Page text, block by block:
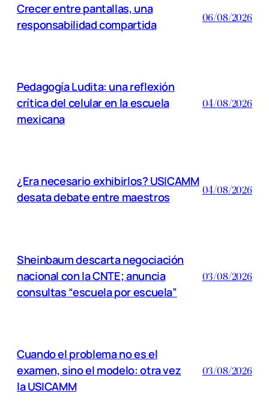
Crecer entre pantallas, una
responsabilidad compartida
06/08/2026
Pedagogía Ludita: una reflexión
crítica del celular en la escuela
mexicana
04/08/2026
¿Era necesario exhibirlos? USICAMM
desata debate entre maestros
04/08/2026
Sheinbaum descarta negociación
nacional con la CNTE; anuncia
consultas “escuela por escuela”
03/08/2026
Cuando el problema no es el
examen, sino el modelo: otra vez
la USICAMM
03/08/2026